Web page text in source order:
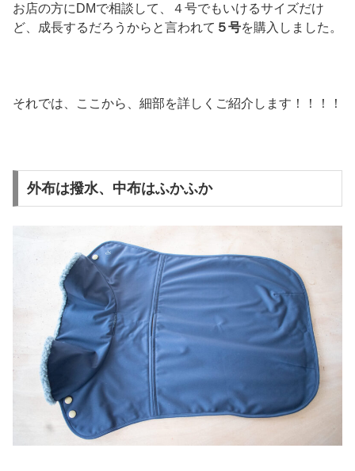
お店の方にDMで相談して、４号でもいけるサイズだけ
ど、成長するだろうからと言われて ５号を購入しました。
それでは、ここから、細部を詳しくご紹介します！！！！
外布は撥水、中布はふかふか